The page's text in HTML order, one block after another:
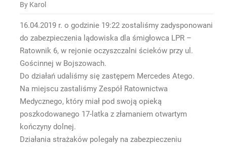
By Karol
16.04.2019 r. o godzinie 19:22 zostaliśmy zadysponowani
do zabezpieczenia lądowiska dla śmigłowca LPR –
Ratownik 6, w rejonie oczyszczalni ścieków przy ul.
Gościnnej w Bojszowach.
Do działań udaliśmy się zastępem Mercedes Atego.
Na miejscu zastaliśmy Zespół Ratownictwa
Medycznego, który miał pod swoją opieką
poszkodowanego 17-latka z złamaniem otwartym
kończyny dolnej.
Działania strażaków polegały na zabezpieczeniu